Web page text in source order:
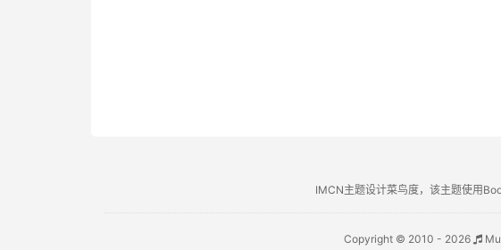
IMCN主题设计菜鸟度，该主题使用
Copyright © 2010 - 2026